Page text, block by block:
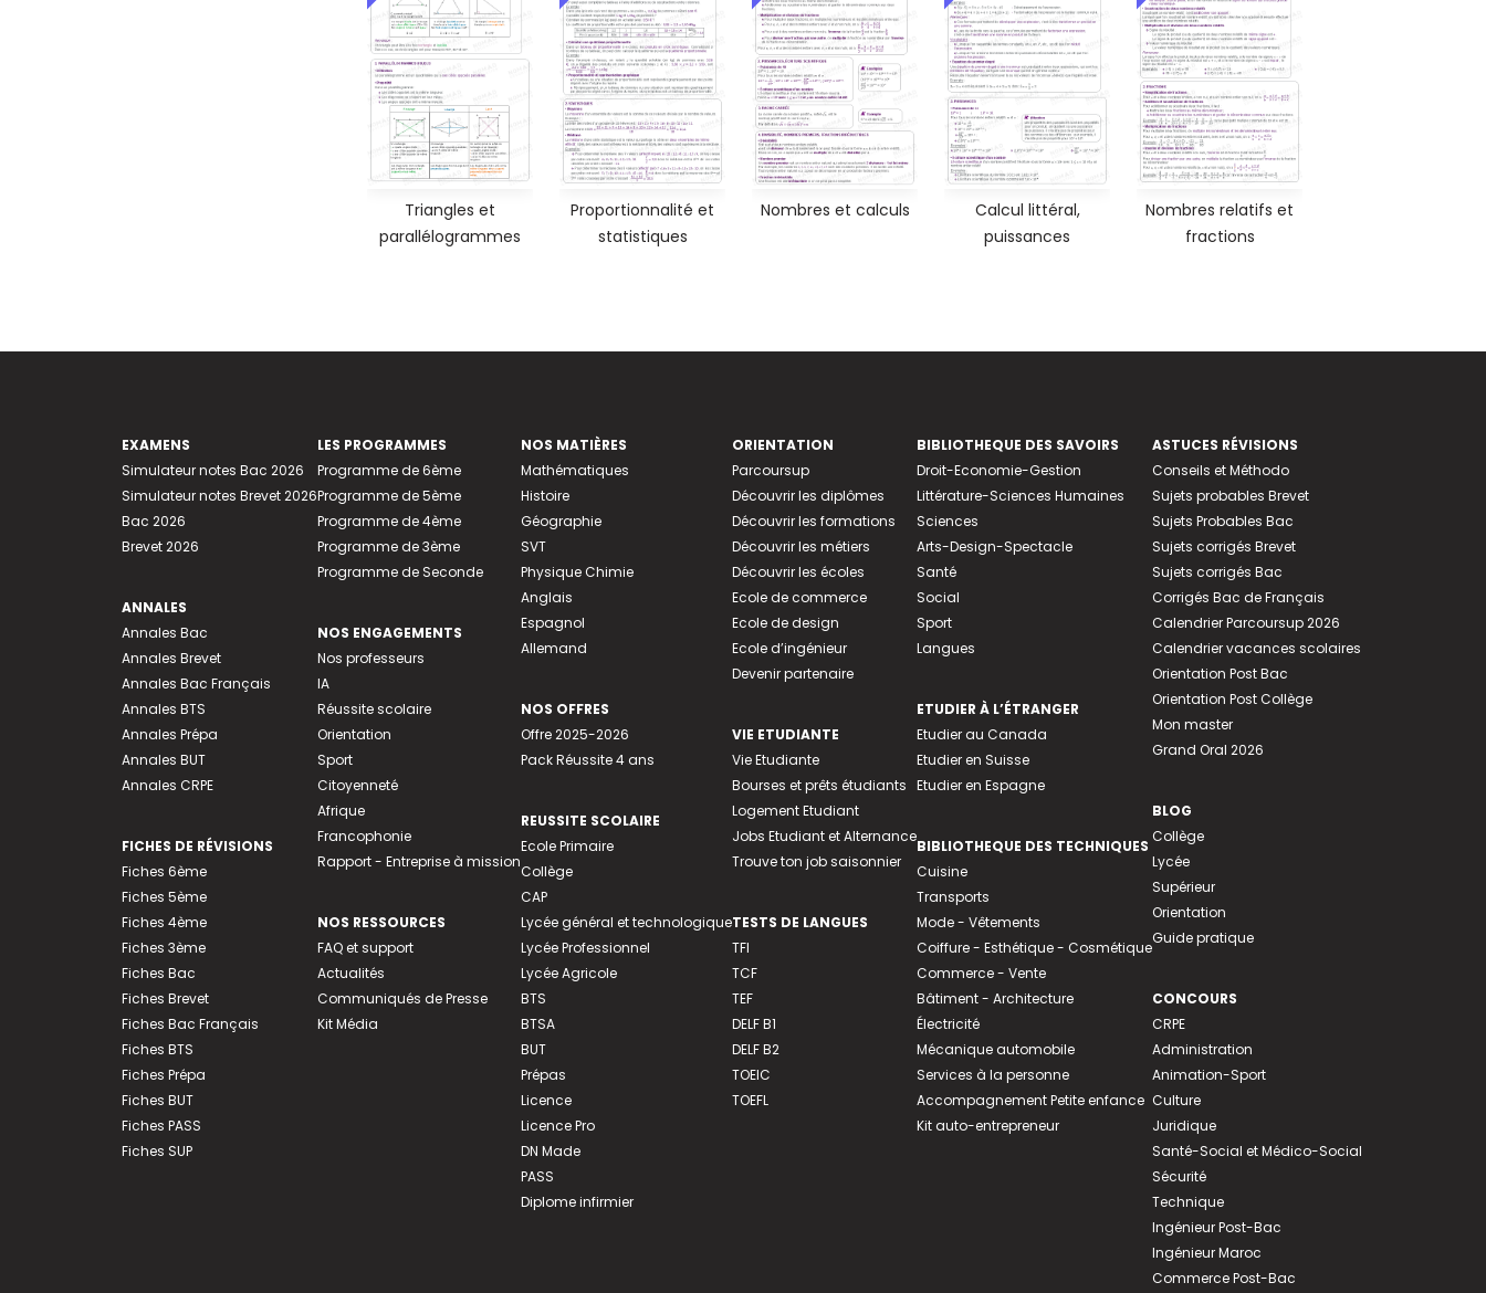
Triangles et
parallélogrammes
Proportionnalité et
statistiques
Nombres et calculs
Calcul littéral,
puissances
Nombres relatifs et
fractions
EXAMENS
Simulateur notes Bac 2026
Simulateur notes Brevet 2026
Bac 2026
Brevet 2026
ANNALES
Annales Bac
Annales Brevet
Annales Bac Français
Annales BTS
Annales Prépa
Annales BUT
Annales CRPE
FICHES DE RÉVISIONS
Fiches 6ème
Fiches 5ème
Fiches 4ème
Fiches 3ème
Fiches Bac
Fiches Brevet
Fiches Bac Français
Fiches BTS
Fiches Prépa
Fiches BUT
Fiches PASS
Fiches SUP
LES PROGRAMMES
Programme de 6ème
Programme de 5ème
Programme de 4ème
Programme de 3ème
Programme de Seconde
NOS ENGAGEMENTS
Nos professeurs
IA
Réussite scolaire
Orientation
Sport
Citoyenneté
Afrique
Francophonie
Rapport - Entreprise à mission
NOS RESSOURCES
FAQ et support
Actualités
Communiqués de Presse
Kit Média
NOS MATIÈRES
Mathématiques
Histoire
Géographie
SVT
Physique Chimie
Anglais
Espagnol
Allemand
NOS OFFRES
Offre 2025-2026
Pack Réussite 4 ans
REUSSITE SCOLAIRE
Ecole Primaire
Collège
CAP
Lycée général et technologique
Lycée Professionnel
Lycée Agricole
BTS
BTSA
BUT
Prépas
Licence
Licence Pro
DN Made
PASS
Diplome infirmier
ORIENTATION
Parcoursup
Découvrir les diplômes
Découvrir les formations
Découvrir les métiers
Découvrir les écoles
Ecole de commerce
Ecole de design
Ecole d’ingénieur
Devenir partenaire
VIE ETUDIANTE
Vie Etudiante
Bourses et prêts étudiants
Logement Etudiant
Jobs Etudiant et Alternance
Trouve ton job saisonnier
TESTS DE LANGUES
TFI
TCF
TEF
DELF B1
DELF B2
TOEIC
TOEFL
BIBLIOTHEQUE DES SAVOIRS
Droit-Economie-Gestion
Littérature-Sciences Humaines
Sciences
Arts-Design-Spectacle
Santé
Social
Sport
Langues
ETUDIER À L’ÉTRANGER
Etudier au Canada
Etudier en Suisse
Etudier en Espagne
BIBLIOTHEQUE DES TECHNIQUES
Cuisine
Transports
Mode - Vêtements
Coiffure - Esthétique - Cosmétique
Commerce - Vente
Bâtiment - Architecture
Électricité
Mécanique automobile
Services à la personne
Accompagnement Petite enfance
Kit auto-entrepreneur
ASTUCES RÉVISIONS
Conseils et Méthodo
Sujets probables Brevet
Sujets Probables Bac
Sujets corrigés Brevet
Sujets corrigés Bac
Corrigés Bac de Français
Calendrier Parcoursup 2026
Calendrier vacances scolaires
Orientation Post Bac
Orientation Post Collège
Mon master
Grand Oral 2026
BLOG
Collège
Lycée
Supérieur
Orientation
Guide pratique
CONCOURS
CRPE
Administration
Animation-Sport
Culture
Juridique
Santé-Social et Médico-Social
Sécurité
Technique
Ingénieur Post-Bac
Ingénieur Maroc
Commerce Post-Bac